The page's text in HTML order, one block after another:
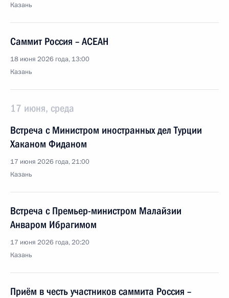
Казань
Саммит Россия – АСЕАН
18 июня 2026 года, 13:00
Казань
17 июня, среда
Встреча с Министром иностранных дел Турции
Хаканом Фиданом
17 июня 2026 года, 21:00
Казань
Встреча с Премьер-министром Малайзии
Анваром Ибрагимом
17 июня 2026 года, 20:20
Казань
Приём в честь участников саммита Россия –